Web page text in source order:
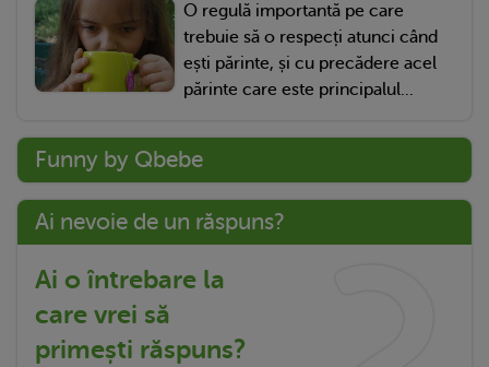
O regulă importantă pe care
trebuie să o respecți atunci când
ești părinte, și cu precădere acel
părinte care este principalul...
Funny by Qbebe
Ai nevoie de un răspuns?
Ai o întrebare la
care vrei să
primești răspuns?